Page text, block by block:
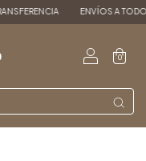
ENVÍOS A TODO
0